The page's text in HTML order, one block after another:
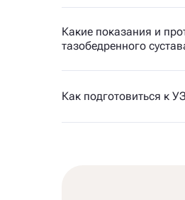
Какие показания и
тазобедренного
Как подготовиться к